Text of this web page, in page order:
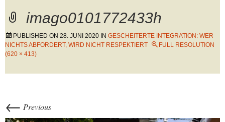
imago0101772433h
PUBLISHED ON 28. JUNI 2020 IN GESCHEITERTE INTEGRATION: WER
NICHTS ABFORDERT, WIRD NICHT RESPEKTIERT
FULL RESOLUTION
(620 × 413)
← Previous